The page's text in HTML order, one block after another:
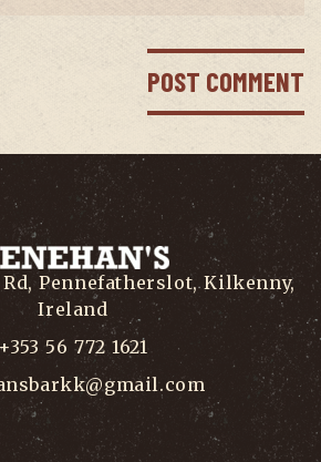
Pennefatherslot, Kilkenny,
Ireland
+353 56 772 1621